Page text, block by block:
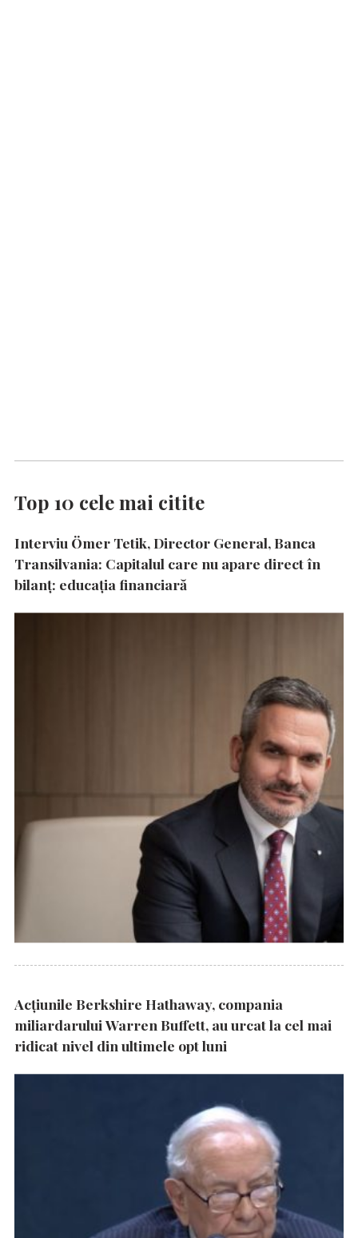
Top 10 cele mai citite
Interviu Ömer Tetik, Director General, Banca
Transilvania: Capitalul care nu apare direct în
bilanț: educația financiară
Acțiunile Berkshire Hathaway, compania
miliardarului Warren Buffett, au urcat la cel mai
ridicat nivel din ultimele opt luni